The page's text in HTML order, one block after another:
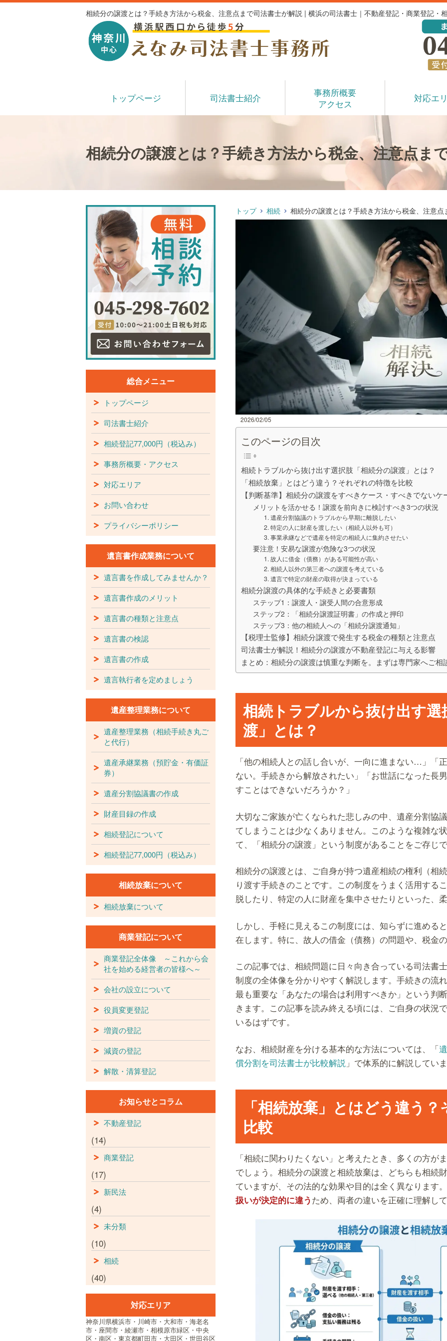
相続分の譲渡とは？手続き方法から税金、注意点まで司法書士が解説 | 横浜の司法書士｜不動産登記・商業登記・
トップページ 司法書士紹介
事務所概要
アクセス
対応エ
相続分の譲渡とは？手続き方法から税金、注意点ま
トップ 相続 相続分の譲渡とは？手続き方法から税金、注意点
2026/02/05
このページの目次
相続トラブルから抜け出す選択肢「相続分の譲渡」とは？
「相続放棄」とはどう違う？それぞれの特徴を比較
【判断基準】相続分の譲渡をすべきケース・すべきでないケ
メリットを活かせる！譲渡を前向きに検討すべき3つの状況
1. 遺産分割協議のトラブルから早期に離脱したい
2. 特定の人に財産を渡したい（相続人以外も可）
3. 事業承継などで遺産を特定の相続人に集約させたい
要注意！安易な譲渡が危険な3つの状況
1. 故人に借金（債務）がある可能性が高い
2. 相続人以外の第三者への譲渡を考えている
3. 遺言で特定の財産の取得が決まっている
相続分譲渡の具体的な手続きと必要書類
ステップ1：譲渡人・譲受人間の合意形成
ステップ2：「相続分譲渡証明書」の作成と押印
ステップ3：他の相続人への「相続分譲渡通知」
【税理士監修】相続分譲渡で発生する税金の種類と注意点
司法書士が解説！相続分の譲渡が不動産登記に与える影響
まとめ：相続分の譲渡は慎重な判断を。まずは専門家へご相
相続トラブルから抜け出す
渡」とは？
「他の相続人との話し合いが、一向に進まない…」「
ない。手続きから解放されたい」「お世話になった長
すことはできないだろうか？」
大切なご家族が亡くなられた悲しみの中、遺産分割協
てしまうことは少なくありません。このような複雑な
て、「相続分の譲渡」という制度があることをご存じで
相続分の譲渡とは、ご自身が持つ遺産相続の権利（相
り渡す手続きのことです。この制度をうまく活用する
脱したり、特定の人に財産を集中させたりといった、
しかし、手軽に見えるこの制度には、知らずに進める
在します。特に、故人の借金（債務）の問題や、税金
この記事では、相続問題に日々向き合っている司法書
制度の全体像を分かりやすく解説します。手続きの流
最も重要な「あなたの場合は利用すべきか」という判
きます。この記事を読み終える頃には、ご自身の状況
いるはずです。
なお、相続財産を分ける基本的な方法については、「
償分割を司法書士が比較解説 」で体系的に解説してい
「相続放棄」とはどう違う
比較
「相続に関わりたくない」と考えたとき、多くの方が
でしょう。相続分の譲渡と相続放棄は、どちらも相続
ていますが、その法的な効果や目的は全く異なります
扱いが決定的に違うため、両者の違いを正確に理解し
総合メニュー
トップページ
司法書士紹介
相続登記77,000円（税込み）
事務所概要・アクセス
対応エリア
お問い合わせ
プライバシーポリシー
遺言書作成業務について
遺言書を作成してみませんか？
遺言書作成のメリット
遺言書の種類と注意点
遺言書の検認
遺言書の作成
遺言執行者を定めましょう
遺産整理業務について
遺産整理業務（相続手続き丸ご
と代行）
遺産承継業務（預貯金・有価証
券）
遺産分割協議書の作成
財産目録の作成
相続登記について
相続登記77,000円（税込み）
相続放棄について
相続放棄について
商業登記について
商業登記全体像 ～これから会
社を始める経営者の皆様へ～
会社の設立について
役員変更登記
増資の登記
減資の登記
解散・清算登記
お知らせとコラム
不動産登記
(14)
商業登記
(17)
新民法
(4)
未分類
(10)
相続
(40)
対応エリア
神奈川県横浜市・川崎市・大和市・海老名
市・座間市・綾瀬市・相模原市緑区・中央
区・南区・東京都町田市・大田区・世田谷区